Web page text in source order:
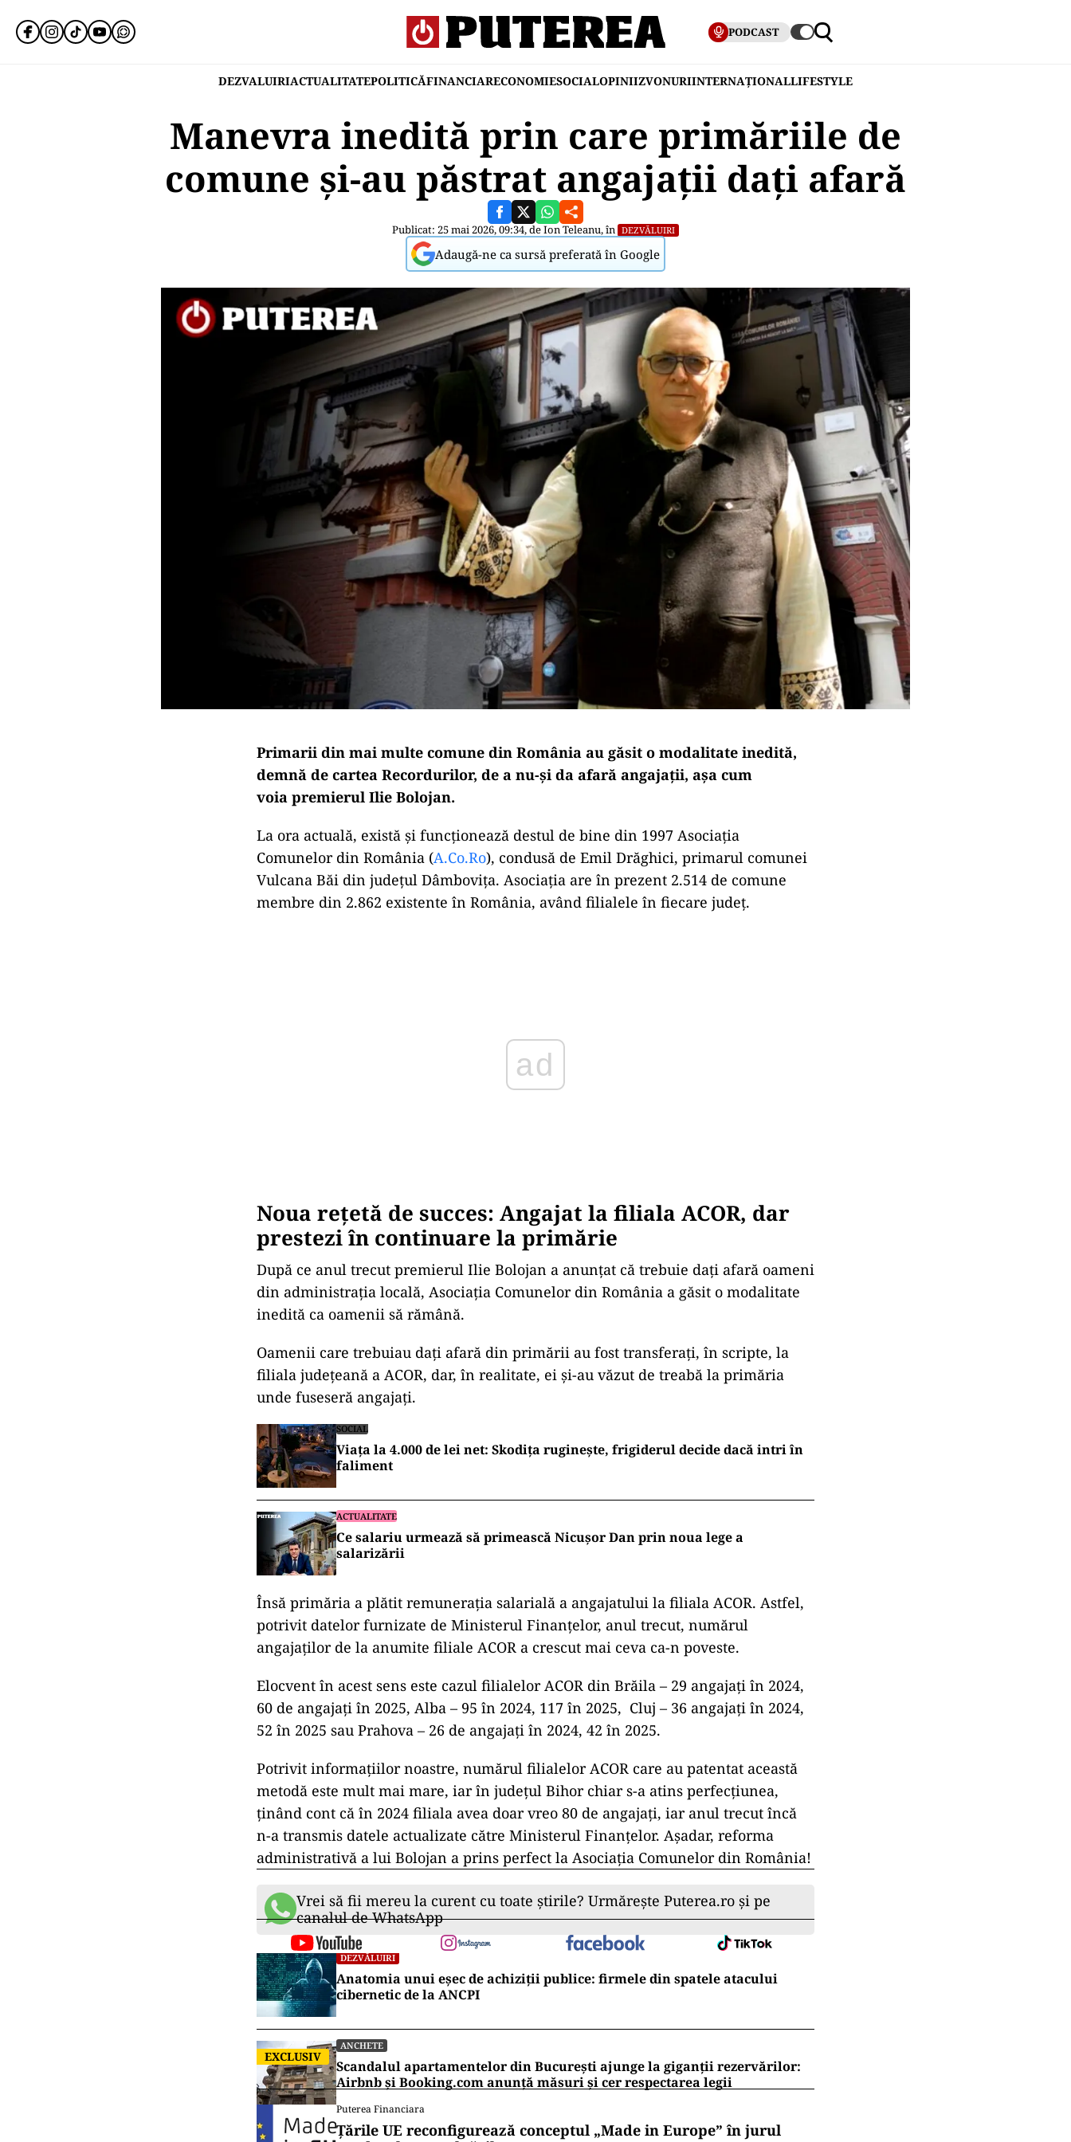
PODCAST
DEZVALUIRIACTUALITATEPOLITICĂFINANCIARECONOMIESOCIALOPINIIZVONURIINTERNAȚIONALLIFESTYLE
Manevra inedită prin care primăriile de
comune și-au păstrat angajații dați afară
Publicat: 25 mai 2026, 09:34, deIon Teleanu, în DEZVĂLUIRI
Adaugă-ne ca sursă preferată în Google
Primarii din mai multe comune din România au găsit o modalitate inedită,
demnă de cartea Recordurilor, de a nu-și da afară angajații, așa cum
voia premierul Ilie Bolojan.
La ora actuală, există și funcționează destul de bine din 1997 Asociația
Comunelor din România (A.Co.Ro), condusă de Emil Drăghici, primarul comunei
Vulcana Băi din județul Dâmbovița. Asociația are în prezent 2.514 de comune
membre din 2.862 existente în România, având filialele în fiecare județ.
Noua rețetă de succes: Angajat la filiala ACOR, dar
prestezi în continuare la primărie
După ce anul trecut premierul Ilie Bolojan a anunțat că trebuie dați afară oameni
din administrația locală, Asociația Comunelor din România a găsit o modalitate
inedită ca oamenii să rămână.
Oamenii care trebuiau dați afară din primării au fost transferați, în scripte, la
filiala județeană a ACOR, dar, în realitate, ei și-au văzut de treabă la primăria
unde fuseseră angajați.
SOCIAL
Viața la 4.000 de lei net: Skodița ruginește, frigiderul decide dacă intri în
faliment
ACTUALITATE
Ce salariu urmează să primească Nicușor Dan prin noua lege a
salarizării
Însă primăria a plătit remunerația salarială a angajatului la filiala ACOR. Astfel,
potrivit datelor furnizate de Ministerul Finanțelor, anul trecut, numărul
angajaților de la anumite filiale ACOR a crescut mai ceva ca-n poveste.
Elocvent în acest sens este cazul filialelor ACOR din Brăila – 29 angajați în 2024,
60 de angajați în 2025, Alba – 95 în 2024, 117 în 2025, Cluj – 36 angajați în 2024,
52 în 2025 sau Prahova – 26 de angajați în 2024, 42 în 2025.
Potrivit informațiilor noastre, numărul filialelor ACOR care au patentat această
metodă este mult mai mare, iar în județul Bihor chiar s-a atins perfecțiunea,
ținând cont că în 2024 filiala avea doar vreo 80 de angajați, iar anul trecut încă
n-a transmis datele actualizate către Ministerul Finanțelor. Așadar, reforma
administrativă a lui Bolojan a prins perfect la Asociația Comunelor din România!
Vrei să fii mereu la curent cu toate știrile? Urmărește Puterea.ro și pe
canalul de WhatsApp
DEZVĂLUIRI
Anatomia unui eșec de achiziții publice: firmele din spatele atacului
cibernetic de la ANCPI
EXCLUSIV
ANCHETE
Scandalul apartamentelor din București ajunge la giganții rezervărilor:
Airbnb și Booking.com anunță măsuri și cer respectarea legii
Puterea Financiara
Țările UE reconfigurează conceptul „Made in Europe” în jurul